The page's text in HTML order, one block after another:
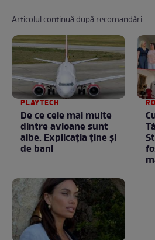
Articolul continuă după recomandări
PLAYTECH
De ce cele mai multe
dintre avioane sunt
albe. Explicația ține și
de bani